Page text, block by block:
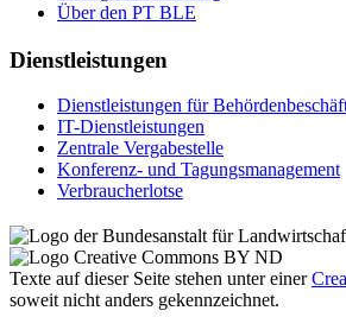
Über den PT BLE
Dienstleistungen
Dienst­leis­tun­gen für
IT-Dienst­leis­tun­gen
Zen­tra­le Ver­ga­be­stel­le
Kon­fe­renz- und Tagungs­management
Ver­brau­cher­lot­se
Texte auf dieser Seite stehen unter einer
soweit nicht anders gekennzeichnet.